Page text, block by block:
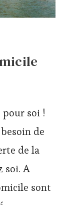
pour soi !
de
de la
soi. A
sont